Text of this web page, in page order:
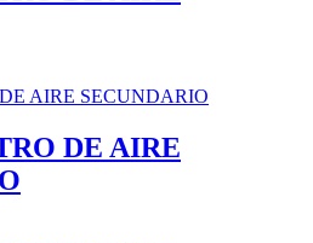
DE AIRE